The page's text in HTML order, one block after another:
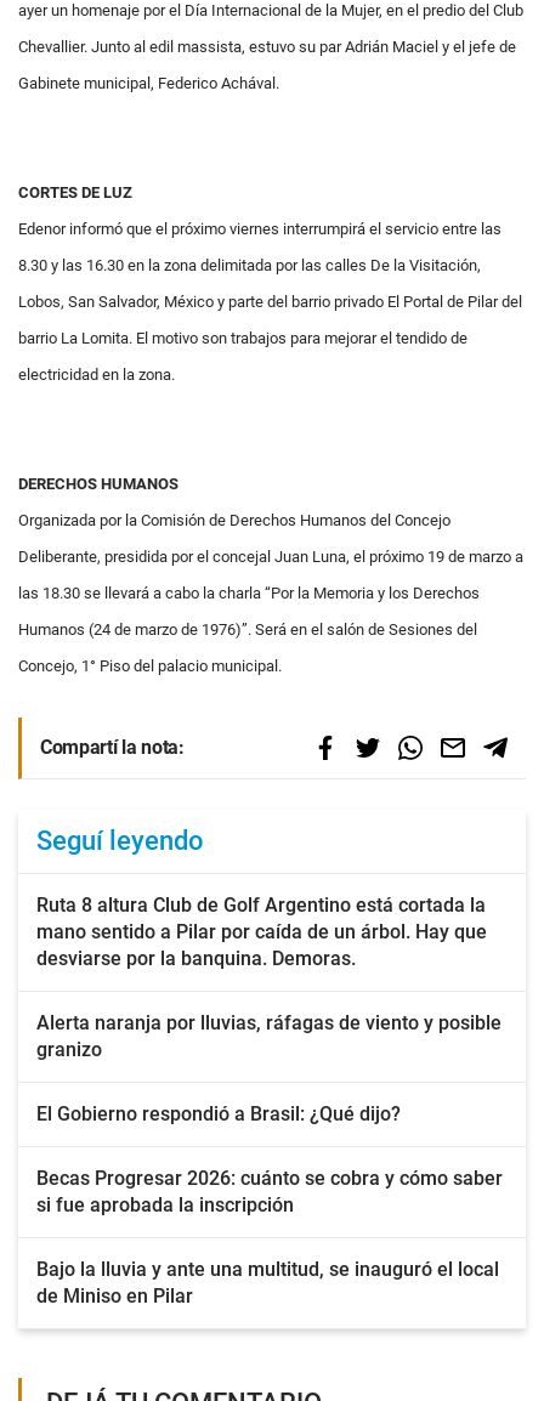
ayer un homenaje por el Día Internacional de la Mujer, en el predio del Club
Chevallier. Junto al edil massista, estuvo su par Adrián Maciel y el jefe de
Gabinete municipal, Federico Achával.
CORTES DE LUZ
Edenor informó que el próximo viernes interrumpirá el servicio entre las
8.30 y las 16.30 en la zona delimitada por las calles De la Visitación,
Lobos, San Salvador, México y parte del barrio privado El Portal de Pilar del
barrio La Lomita. El motivo son trabajos para mejorar el tendido de
electricidad en la zona.
DERECHOS HUMANOS
Organizada por la Comisión de Derechos Humanos del Concejo
Deliberante, presidida por el concejal Juan Luna, el próximo 19 de marzo a
las 18.30 se llevará a cabo la charla “Por la Memoria y los Derechos
Humanos (24 de marzo de 1976)”. Será en el salón de Sesiones del
Concejo, 1° Piso del palacio municipal.
Compartí la nota:
Seguí leyendo
Ruta 8 altura Club de Golf Argentino está cortada la
mano sentido a Pilar por caída de un árbol. Hay que
desviarse por la banquina. Demoras.
Alerta naranja por lluvias, ráfagas de viento y posible
granizo
El Gobierno respondió a Brasil: ¿Qué dijo?
Becas Progresar 2026: cuánto se cobra y cómo saber
si fue aprobada la inscripción
Bajo la lluvia y ante una multitud, se inauguró el local
de Miniso en Pilar